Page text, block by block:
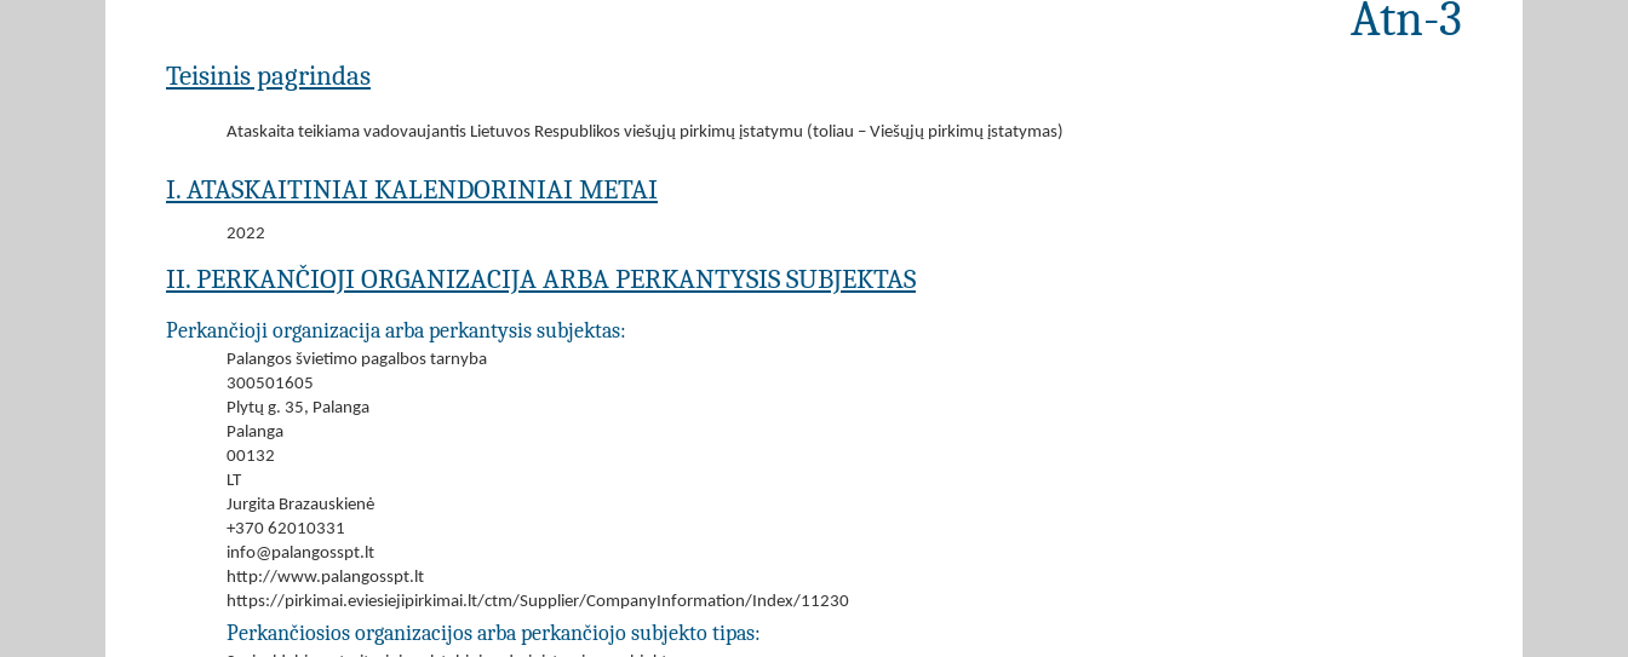
Atn-3
Teisinis pagrindas
Ataskaita teikiama vadovaujantis Lietuvos Respublikos viešųjų pirkimų įstatymu (toliau – Viešųjų pirkimų įstatymas)
I. ATASKAITINIAI KALENDORINIAI METAI
2022
II. PERKANČIOJI ORGANIZACIJA ARBA PERKANTYSIS SUBJEKTAS
Perkančioji organizacija arba perkantysis subjektas:
Palangos švietimo pagalbos tarnyba
300501605
Plytų g. 35, Palanga
Palanga
00132
LT
Jurgita Brazauskienė
+370 62010331
info@palangosspt.lt
http://www.palangosspt.lt
https://pirkimai.eviesiejipirkimai.lt/ctm/Supplier/CompanyInformation/Index/11230
Perkančiosios organizacijos arba perkančiojo subjekto tipas: